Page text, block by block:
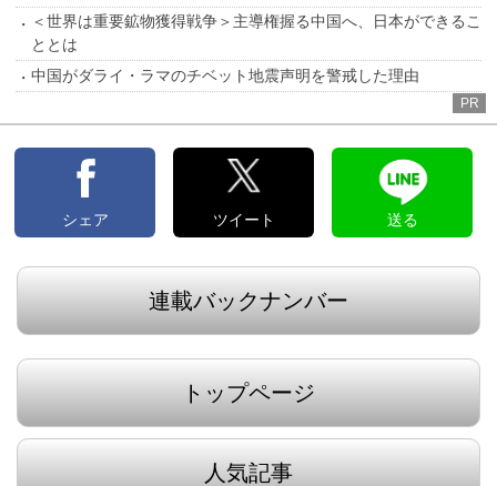
＜世界は重要鉱物獲得戦争＞主導権握る中国へ、日本ができるこ
ととは
中国がダライ・ラマのチベット地震声明を警戒した理由
PR
シェア ツイート 送る
連載バックナンバー
トップページ
人気記事